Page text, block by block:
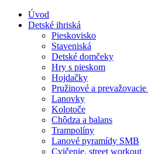
Úvod
Detské ihriská
Pieskovisko
Staveniská
Detské domčeky
Hry s pieskom
Hojdačky
Pružinové a
Lanovky
Kolotoče
Chôdza a balans
Trampolíny
Lanové pyramídy SMB
Cvičenie, street workout